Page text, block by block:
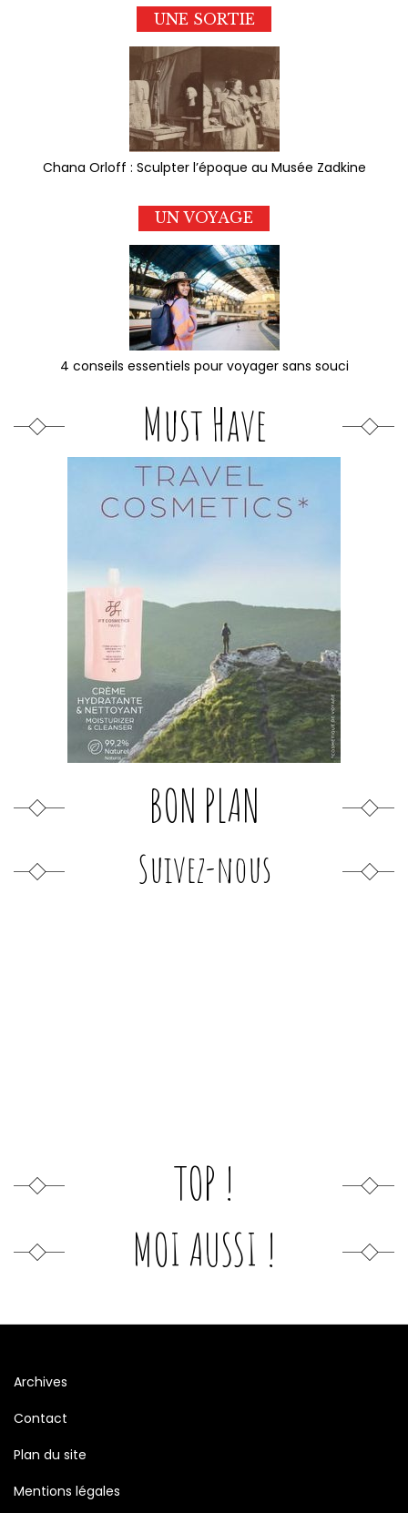
UNE SORTIE
Chana Orloff : Sculpter l’époque au Musée Zadkine
UN VOYAGE
4 conseils essentiels pour voyager sans souci
Must Have
BON PLAN
Suivez-nous
TOP !
MOI AUSSI !
Archives
Contact
Plan du site
Mentions légales